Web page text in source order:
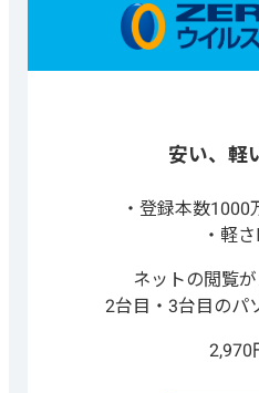
安い、軽
登録本数1000
軽
ネットの閲覧
2台目・3台目のパ
2,970